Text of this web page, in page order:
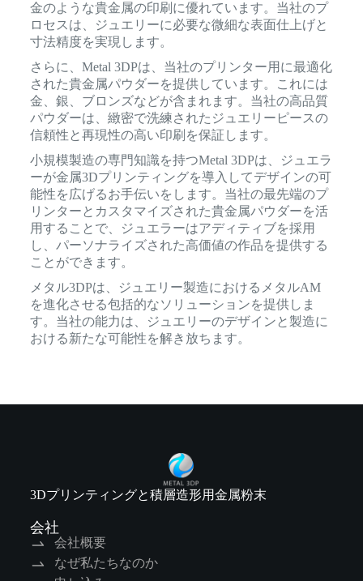
金のような貴金属の印刷に優れています。当社のプ
ロセスは、ジュエリーに必要な微細な表面仕上げと
寸法精度を実現します。
さらに、Metal 3DPは、当社のプリンター用に最適化
された貴金属パウダーを提供しています。これには
金、銀、ブロンズなどが含まれます。当社の高品質
パウダーは、緻密で洗練されたジュエリーピースの
信頼性と再現性の高い印刷を保証します。
小規模製造の専門知識を持つMetal 3DPは、ジュエラ
ーが金属3Dプリンティングを導入してデザインの可
能性を広げるお手伝いをします。当社の最先端のプ
リンターとカスタマイズされた貴金属パウダーを活
用することで、ジュエラーはアディティブを採用
し、パーソナライズされた高価値の作品を提供する
ことができます。
メタル3DPは、ジュエリー製造におけるメタルAM
を進化させる包括的なソリューションを提供しま
す。当社の能力は、ジュエリーのデザインと製造に
おける新たな可能性を解き放ちます。
3Dプリンティングと積層造形用金属粉末
会社
会社概要
なぜ私たちなのか